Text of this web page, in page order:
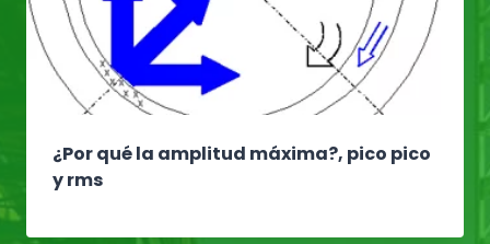
¿Por qué la amplitud máxima?, pico pico
y rms